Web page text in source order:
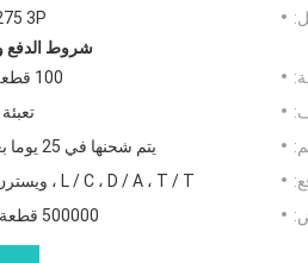
3P
شروط الدفع
100 قطعة / قطع
يتم شحنها في 25 يوما بعد الدفع
L / C ، D / A ، T / T ، ويسترن يونيون
500000 قطعة/شهري